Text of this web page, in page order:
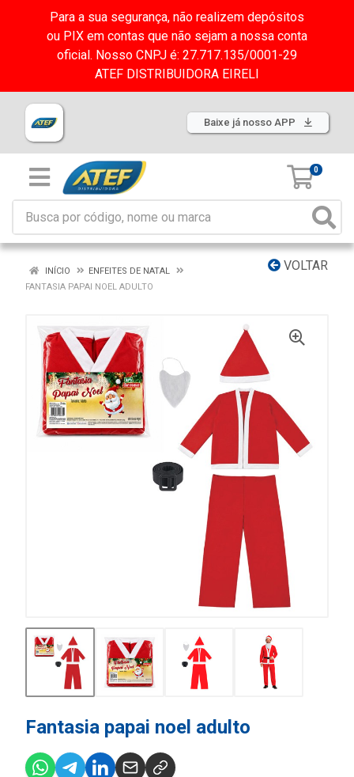
Para a sua segurança, não realizem depósitos
ou PIX em contas que não sejam a nossa conta
oficial. Nosso CNPJ é: 27.717.135/0001-29
ATEF DISTRIBUIDORA EIRELI
Baixe já nosso APP
0
VOLTAR
INÍCIO
ENFEITES DE NATAL
FANTASIA PAPAI NOEL ADULTO
Fantasia papai noel adulto